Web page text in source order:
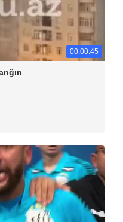
00:00:45